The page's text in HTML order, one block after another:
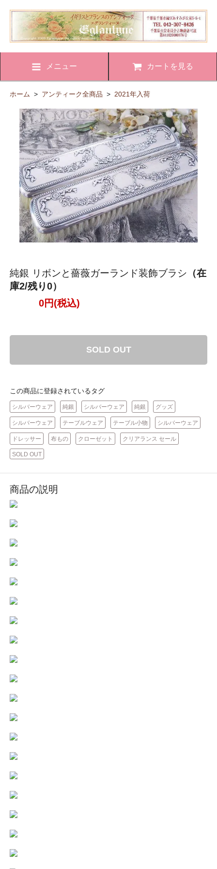
メニュー カートを見る
ホーム > アンティーク全商品 > 2021年入荷
純銀 リボンと薔薇ガーランド装飾ブラシ （在
庫2/残り0）
0円(税込)
SOLD OUT
この商品に登録されているタグ
シルバーウェア 純銀 シルバーウェア 純銀 グッズ
シルバーウェア テーブルウェア テーブル小物 シルバーウェア
ドレッサー 布もの クローゼット クリアランス セール
SOLD OUT
商品の説明